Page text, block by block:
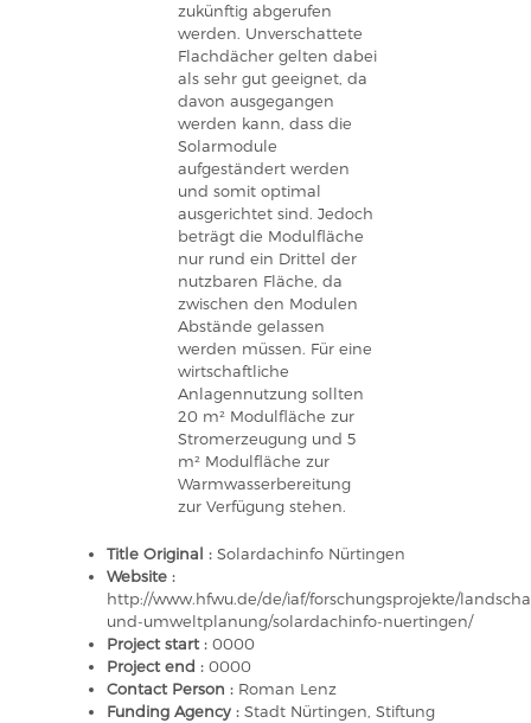
zukünftig abgerufen
werden. Unverschattete
Flachdächer gelten dabei
als sehr gut geeignet, da
davon ausgegangen
werden kann, dass die
Solarmodule
aufgeständert werden
und somit optimal
ausgerichtet sind. Jedoch
beträgt die Modulfläche
nur rund ein Drittel der
nutzbaren Fläche, da
zwischen den Modulen
Abstände gelassen
werden müssen. Für eine
wirtschaftliche
Anlagennutzung sollten
20 m² Modulfläche zur
Stromerzeugung und 5
m² Modulfläche zur
Warmwasserbereitung
zur Verfügung stehen.
Title Original : Solardachinfo Nürtingen
Website :
http://www.hfwu.de/de/iaf/forschungsprojekte/
und-umweltplanung/solardachinfo-nuertingen/
Project start : 0000
Project end : 0000
Contact Person : Roman Lenz
Funding Agency : Stadt Nürtingen, Stiftung